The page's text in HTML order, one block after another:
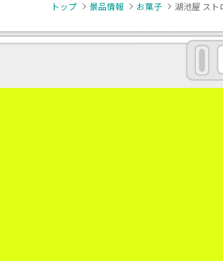
トップ 景品情報 お菓子 湖池屋 スト